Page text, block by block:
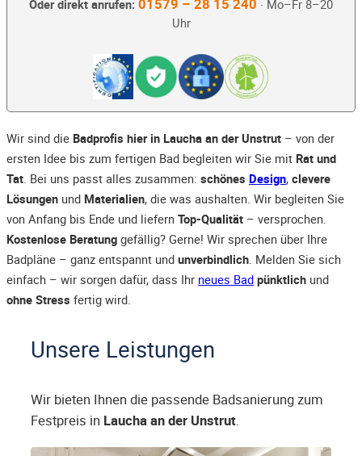
Oder direkt anrufen: 01579 – 28 15 240 · Mo–Fr 8–20
Uhr
Wir sind die Badprofis hier in Laucha an der Unstrut – von der
ersten Idee bis zum fertigen Bad begleiten wir Sie mit Rat und
Tat. Bei uns passt alles zusammen: schönes Design, clevere
Lösungen und Materialien, die was aushalten. Wir begleiten Sie
von Anfang bis Ende und liefern Top-Qualität – versprochen.
Kostenlose Beratung gefällig? Gerne! Wir sprechen über Ihre
Badpläne – ganz entspannt und unverbindlich. Melden Sie sich
einfach – wir sorgen dafür, dass Ihr neues Bad pünktlich und
ohne Stress fertig wird.
Unsere Leistungen
Wir bieten Ihnen die passende Badsanierung zum
Festpreis in Laucha an der Unstrut.